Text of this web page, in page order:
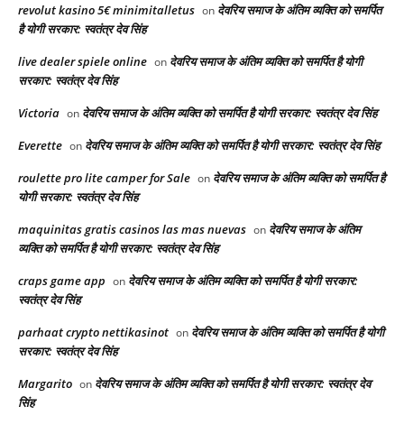
revolut kasino 5€ minimitalletus on देवरिय समाज के अंतिम व्यक्ति को समर्पित
है योगी सरकार: स्वतंत्र देव सिंह
live dealer spiele online on देवरिय समाज के अंतिम व्यक्ति को समर्पित है योगी
सरकार: स्वतंत्र देव सिंह
Victoria on देवरिय समाज के अंतिम व्यक्ति को समर्पित है योगी सरकार: स्वतंत्र देव सिंह
Everette on देवरिय समाज के अंतिम व्यक्ति को समर्पित है योगी सरकार: स्वतंत्र देव सिंह
roulette pro lite camper for Sale on देवरिय समाज के अंतिम व्यक्ति को समर्पित है
योगी सरकार: स्वतंत्र देव सिंह
maquinitas gratis casinos las mas nuevas on देवरिय समाज के अंतिम
व्यक्ति को समर्पित है योगी सरकार: स्वतंत्र देव सिंह
craps game app on देवरिय समाज के अंतिम व्यक्ति को समर्पित है योगी सरकार:
स्वतंत्र देव सिंह
parhaat crypto nettikasinot on देवरिय समाज के अंतिम व्यक्ति को समर्पित है योगी
सरकार: स्वतंत्र देव सिंह
Margarito on देवरिय समाज के अंतिम व्यक्ति को समर्पित है योगी सरकार: स्वतंत्र देव
सिंह